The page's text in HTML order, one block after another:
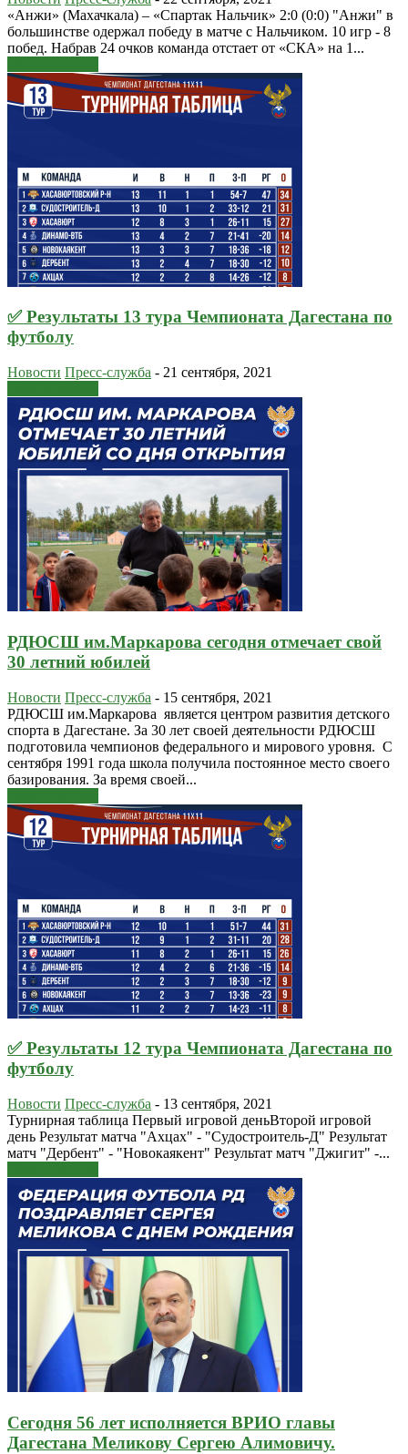
«Анжи» (Махачкала) – «Спартак Нальчик» 2:0 (0:0) "Анжи" в
большинстве одержал победу в матче с Нальчиком. 10 игр - 8
побед. Набрав 24 очков команда отстает от «СКА» на 1...
✅ Результаты 13 тура Чемпионата Дагестана по
футболу
Новости Пресс-служба - 21 сентября, 2021
РДЮСШ им.Маркарова сегодня отмечает свой
30 летний юбилей
Новости Пресс-служба - 15 сентября, 2021
РДЮСШ им.Маркарова является центром развития детского
спорта в Дагестане. За 30 лет своей деятельности РДЮСШ
подготовила чемпионов федерального и мирового уровня. С
сентября 1991 года школа получила постоянное место своего
базирования. За время своей...
✅ Результаты 12 тура Чемпионата Дагестана по
футболу
Новости Пресс-служба - 13 сентября, 2021
Турнирная таблица Первый игровой деньВторой игровой
день Результат матча "Ахцах" - "Судостроитель-Д" Результат
матч "Дербент" - "Новокаякент" Результат матч "Джигит" -...
Сегодня 56 лет исполняется ВРИО главы
Дагестана Меликову Сергею Алимовичу.